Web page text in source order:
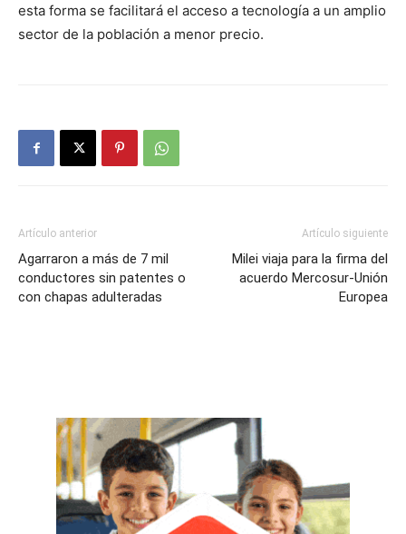
esta forma se facilitará el acceso a tecnología a un amplio
sector de la población a menor precio.
Artículo anterior
Agarraron a más de 7 mil
conductores sin patentes o
con chapas adulteradas
Artículo siguiente
Milei viaja para la firma del
acuerdo Mercosur-Unión
Europea